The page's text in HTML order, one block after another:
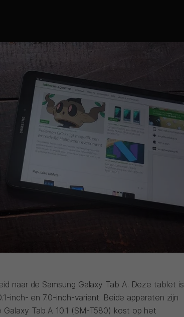
naar de Samsung Galaxy Tab A. Deze tablet is
inch- en 7.0-inch-variant. Beide apparaten zijn
Tab A 10.1 (SM-T580) kost op het